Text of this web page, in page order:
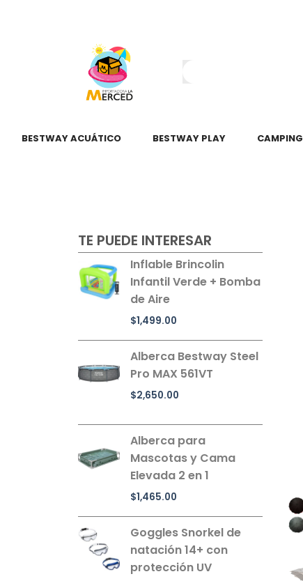
BESTWAY ACUÁTICO BESTWAY PLAY CAMPING
TE PUEDE INTERESAR
Inflable Brincolin
Infantil Verde + Bomba
de Aire
$1,499.00
Alberca Bestway Steel
Pro MAX 561VT
$2,650.00
Alberca para
Mascotas y Cama
Elevada 2 en 1
$1,465.00
Goggles Snorkel de
natación 14+ con
protección UV